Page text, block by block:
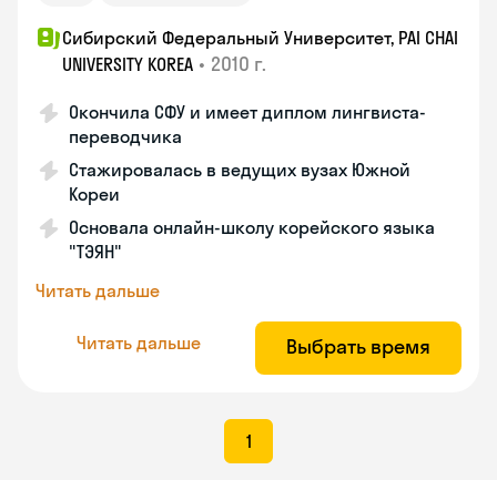
Сибирский Федеральный Университет, PAI CHAI
UNIVERSITY KOREA • 2010 г.
Окончила СФУ и имеет диплом лингвиста-
переводчика
Стажировалась в ведущих вузах Южной
Кореи
Основала онлайн-школу корейского языка
"ТЭЯН"
Читать дальше
Читать дальше Выбрать время
1